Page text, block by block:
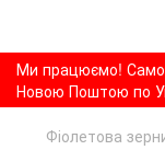
Ми працюємо!
Новою Поштою по
Фіолетова